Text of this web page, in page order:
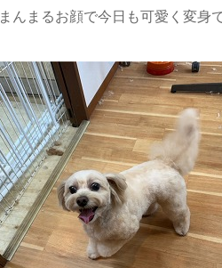
まんまるお顔で今日も可愛く変身